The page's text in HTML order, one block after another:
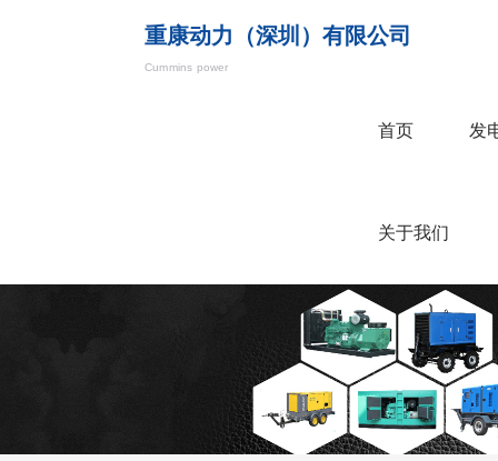
重康动力（深圳）有限公司
Cummins power
首页 发
关于我们